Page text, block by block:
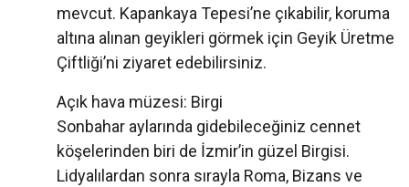
mevcut. Kapankaya Tepesi’ne çıkabilir, koruma
altına alınan geyikleri görmek için Geyik Üretme
Çiftliği’ni ziyaret edebilirsiniz.
Açık hava müzesi: Birgi
Sonbahar aylarında gidebileceğiniz cennet
köşelerinden biri de İzmir’in güzel Birgisi.
Lidyalılardan sonra sırayla Roma, Bizans ve